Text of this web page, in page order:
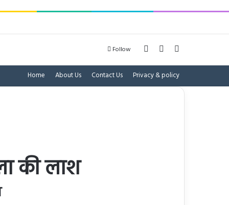
Follow Log In Sidebar
Home About Us Contact Us Privacy & policy
की लाश